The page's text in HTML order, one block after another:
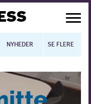
NYHEDER BLOGS
SE FLERE